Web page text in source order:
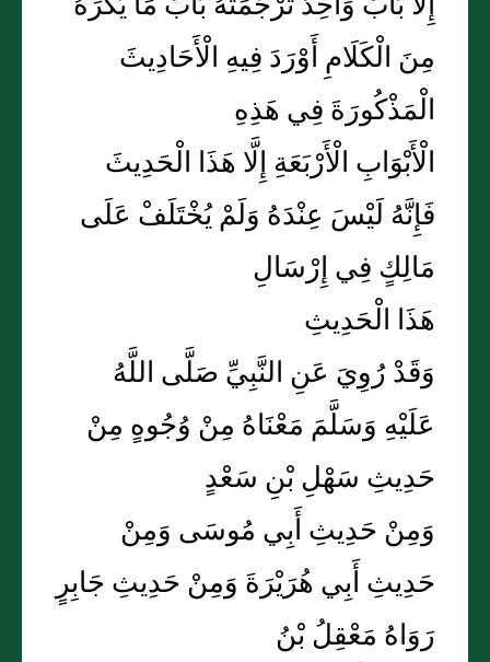
مِنَ الْكَلَامِ أَوْرَدَ فِيهِ الْأَحَادِيثَ
الْمَذْكُورَةَ فِي هَذِهِ
الْأَبْوَابِ الْأَرْبَعَةِ إِلَّا هَذَا الْحَدِيثَ
فَإِنَّهُ لَيْسَ عِنْدَهُ وَلَمْ يُخْتَلَفْ عَلَى
مَالِكٍ فِي إِرْسَالِ
هَذَا الْحَدِيثِ
وَقَدْ رُوِيَ عَنِ النَّبِيِّ صَلَّى اللَّهُ
عَلَيْهِ وَسَلَّمَ مَعْنَاهُ مِنْ وُجُوهٍ مِنْ
حَدِيثِ سَهْلِ بْنِ سَعْدٍ
وَمِنْ حَدِيثِ أَبِي مُوسَى وَمِنْ
حَدِيثِ أَبِي هُرَيْرَةَ وَمِنْ حَدِيثِ جَابِرٍ
رَوَاهُ مَعْقِلُ بْنُ